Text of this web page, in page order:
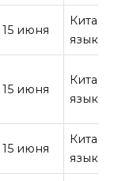
15 июня
язык
15 июня
язык
15 июня
язык